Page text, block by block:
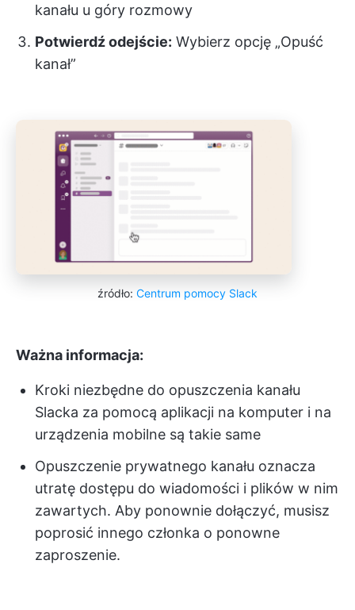
kanału u góry rozmowy
Potwierdź odejście: Wybierz opcję „Opuść
kanał”
źródło: Centrum pomocy Slack
Ważna informacja:
Kroki niezbędne do opuszczenia kanału
Slacka za pomocą aplikacji na komputer i na
urządzenia mobilne są takie same
Opuszczenie prywatnego kanału oznacza
utratę dostępu do wiadomości i plików w nim
zawartych. Aby ponownie dołączyć, musisz
poprosić innego członka o ponowne
zaproszenie.